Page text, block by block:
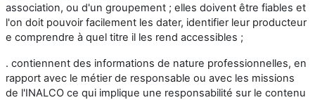
association, ou d'un groupement ; elles doivent être fiables et
l'on doit pouvoir facilement les dater, identifier leur producteur
e comprendre à quel titre il les rend accessibles ;
. contiennent des informations de nature professionnelles, en
rapport avec le métier de responsable ou avec les missions
de l'INALCO ce qui implique une responsabilité sur le contenu